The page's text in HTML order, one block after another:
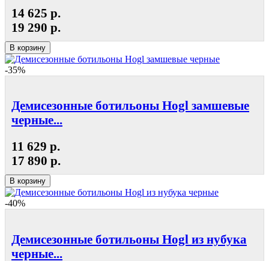
14 625 р.
19 290 р.
В корзину
-35%
Демисезонные ботильоны Hogl замшевые
черные...
11 629 р.
17 890 р.
В корзину
-40%
Демисезонные ботильоны Hogl из нубука
черные...